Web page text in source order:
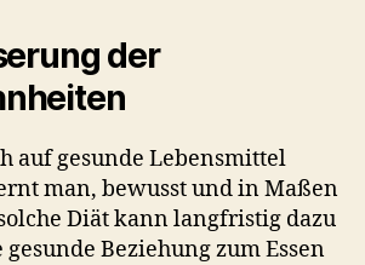
der
auf gesunde Lebensmittel
man, bewusst und in Maßen
Diät kann langfristig dazu
Beziehung zum Essen